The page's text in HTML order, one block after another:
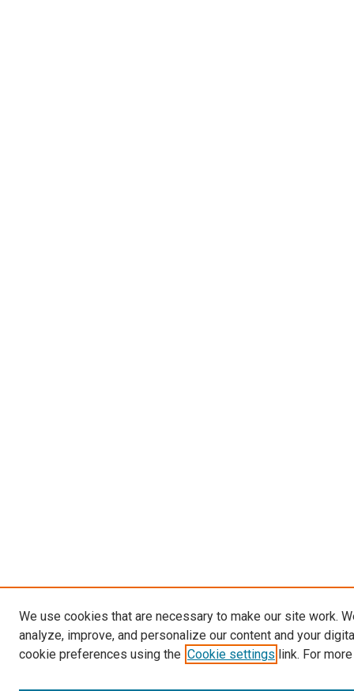
We use cookies that are necessary to make our site work.
analyze, improve, and personalize our content and your
cookie preferences using the Cookie settings link. For